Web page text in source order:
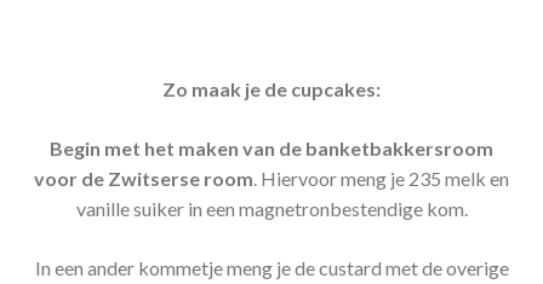
Zo maak je de cupcakes:
Begin met het maken van de banketbakkersroom
voor de Zwitserse room . Hiervoor meng je 235 melk en
vanille suiker in een magnetronbestendige kom.
In een ander kommetje meng je de custard met de overige